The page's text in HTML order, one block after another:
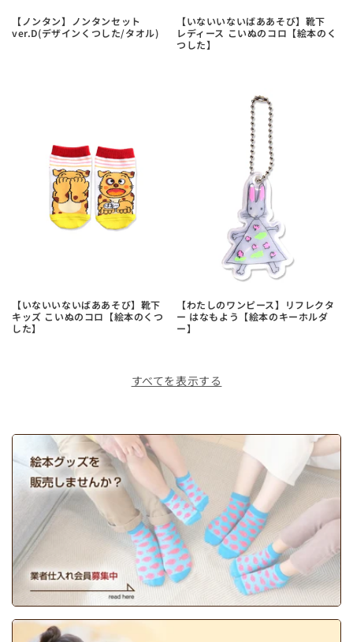
【ノンタン】ノンタンセット
ver.D(デザインくつした/タオル)
【いないいないばああそび】靴下
レディース こいぬのコロ【絵本のく
つした】
【いないいないばああそび】靴下
キッズ こいぬのコロ【絵本のくつ
した】
【わたしのワンピース】リフレクタ
ー はなもよう【絵本のキーホルダ
ー】
すべてを表示する